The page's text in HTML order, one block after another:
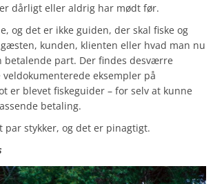
dårligt eller aldrig har mødt før.
og det er ikke guiden, der skal fiske og
kunden, klienten eller hvad man nu
betalende part. Der findes desværre
eksempler på
er blevet fiskeguider – for selv at kunne
betaling.
par stykker, og det er pinagtigt.